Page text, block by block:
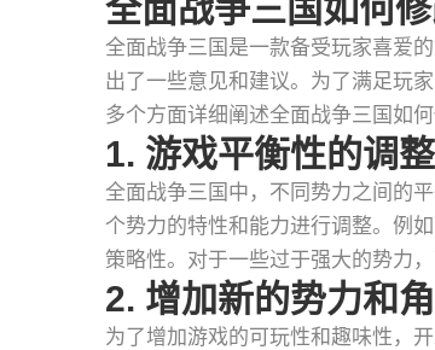
全面战争三国如何
全面战争三国是一款备受玩家喜爱
出了一些意见和建议。为了满足玩
多个方面详细阐述全面战争三国如
1. 游戏平衡性的调整
全面战争三国中，不同势力之间的
个势力的特性和能力进行调整。例
策略性。对于一些过于强大的势力
2. 增加新的势力和
为了增加游戏的可玩性和趣味性，